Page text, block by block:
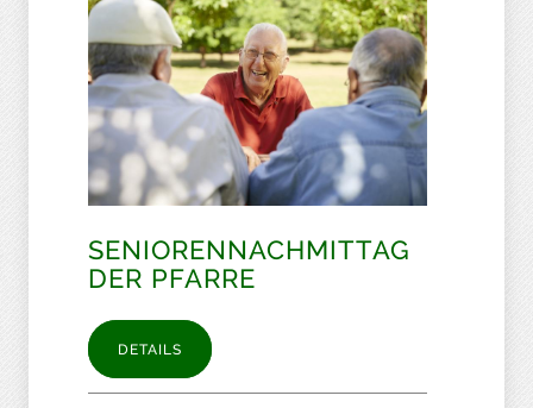
SENIORENNACHMITTAG
DER PFARRE
DETAILS